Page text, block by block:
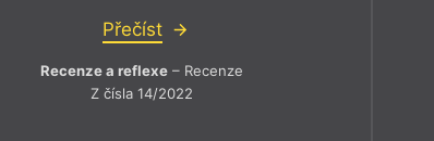
Přečíst
Recenze a reflexe– Recenze
Z čísla 14/2022